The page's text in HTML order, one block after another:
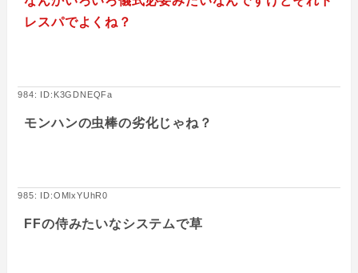
レスパでよくね？
984: ID:K3GDNEQFa
モンハンの虫棒の劣化じゃね？
985: ID:OMlxYUhR0
FFの侍みたいなシステムで草